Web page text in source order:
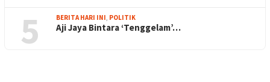
5 BERITA HARI INI, POLITIK
Aji Jaya Bintara ‘Tenggelam’…